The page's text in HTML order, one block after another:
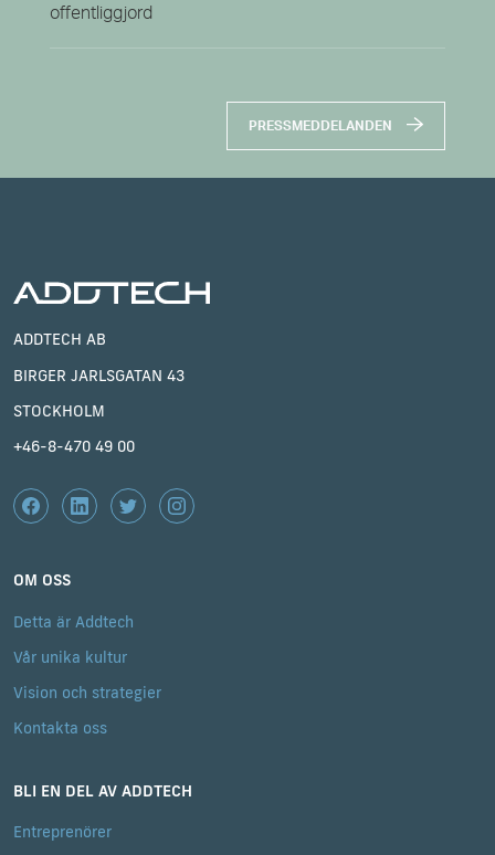
offentliggjord
PRESSMEDDELANDEN
ADDTECH AB
BIRGER JARLSGATAN 43
STOCKHOLM
+46-8-470 49 00
OM OSS
Detta är Addtech
Vår unika kultur
Vision och strategier
Kontakta oss
BLI EN DEL AV ADDTECH
Entreprenörer